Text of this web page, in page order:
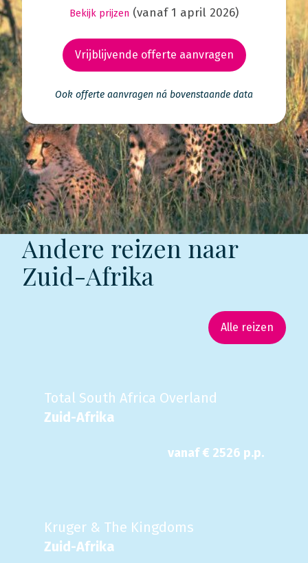
Bekijk prijzen (vanaf 1 april 2026)
Vrijblijvende offerte aanvragen
Ook offerte aanvragen ná bovenstaande data
Andere reizen naar
Zuid-Afrika
Alle reizen
Total South Africa Overland
Zuid-Afrika
vanaf € 2526 p.p.
Kruger & The Kingdoms
Zuid-Afrika